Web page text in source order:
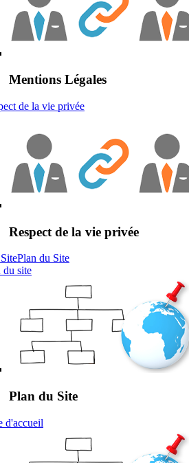
Mentions Légales
de la vie privée
Respect de la vie privée
Plan du Site
du site
Plan du Site
d'accueil